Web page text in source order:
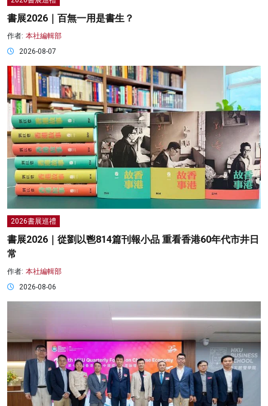
書展2026｜百無一用是書生？
作者: 本社編輯部
2026-08-07
2026書展巡禮
書展2026｜從劉以鬯814篇刊報小品 重看香港60年代市井日
常
作者: 本社編輯部
2026-08-06